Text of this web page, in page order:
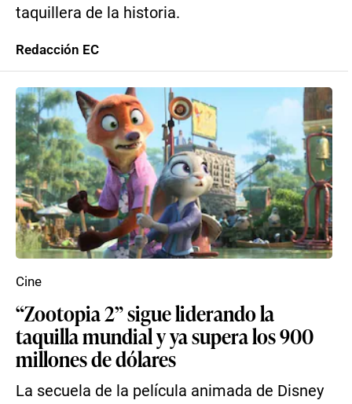
taquillera de la historia.
Redacción EC
“Zootopia 2” sigue liderando la
taquilla mundial y ya supera los 900
millones de dólares
La secuela de la película animada de Disney
Cine